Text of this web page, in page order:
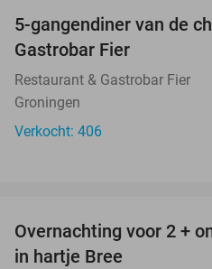
5-gangendiner van de
Gastrobar Fier
Restaurant & Gastrobar Fier
Groningen
Verkocht: 406
TODAY
Overnachting voor 2 +
in hartje Bree